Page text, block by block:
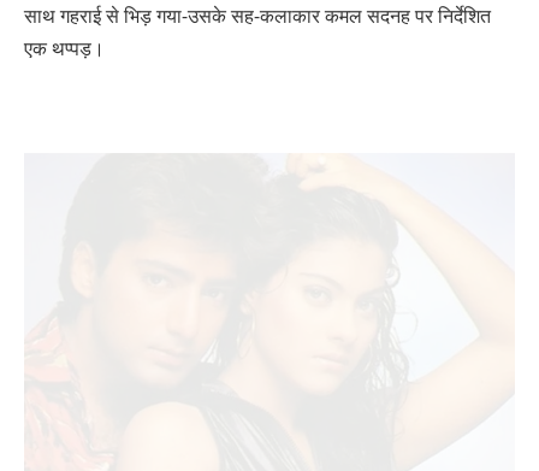
साथ गहराई से भिड़ गया-उसके सह-कलाकार कमल सदनह पर निर्देशित
एक थप्पड़।